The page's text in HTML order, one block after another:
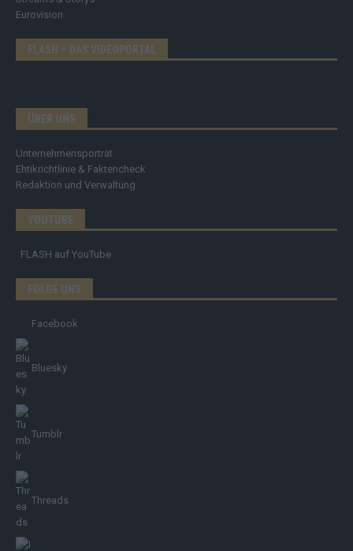
Eurovision
FLASH – DAS VIDEOPORTAL
ÜBER UNS
Unternehmensporträt
Ehtikrichtlinie & Faktencheck
Redaktion und Verwaltung
YOUTUBE
FLASH auf YouTube
FOLGE UNS
Facebook
Bluesky
Tumblr
Threads